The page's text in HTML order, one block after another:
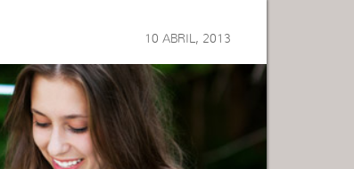
10 ABRIL, 2013